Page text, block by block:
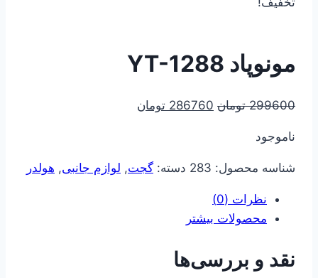
مونوپاد YT-1288
299600 تومان قیمت
بود.
286760 تومان
است.
ناموجود
شناسه محصول: 283 دسته: گجت, لوازم جانبی, هولدر
نظرات (0)
محصولات بیشتر
نقد و بررسی‌ها